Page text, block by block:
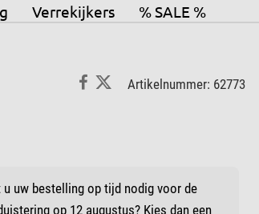
Verrekijkers % SALE %
Artikelnummer: 62773
uw bestelling op tijd nodig voor de
op 12 augustus? Kies dan een